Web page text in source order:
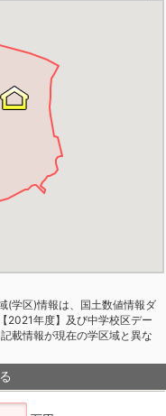
(学区)情報は、国土数値情報ダ
2021年度】及び中学校区デー
載情報が現在の学区域と異な